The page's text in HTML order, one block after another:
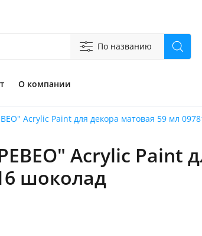
По названию Поиск
О компании
Acrylic Paint для декора матовая 59 мл
Acrylic Paint
шоколад